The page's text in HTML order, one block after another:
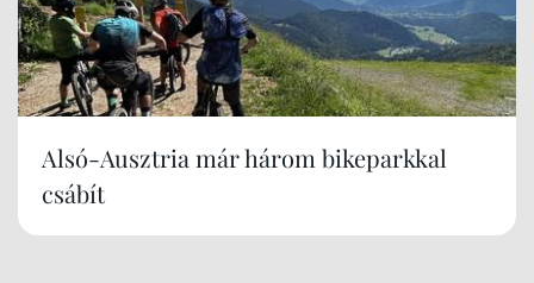
Alsó-Ausztria már három bikeparkkal
csábít